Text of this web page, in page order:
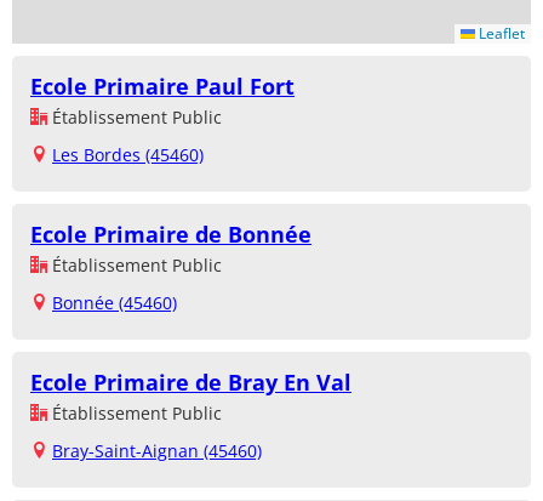
Leaflet
Ecole Primaire Paul Fort
Établissement Public
Les Bordes (45460)
Ecole Primaire de Bonnée
Établissement Public
Bonnée (45460)
Ecole Primaire de Bray En Val
Établissement Public
Bray-Saint-Aignan (45460)